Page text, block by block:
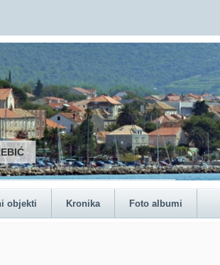
objekti Kronika Foto albumi